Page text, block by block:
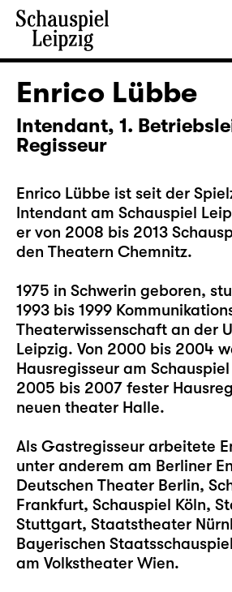
Enrico Lübbe
Intendant, 1.
Regisseur
Enrico Lübbe ist seit der
Intendant am Schauspiel
er von 2008 bis 2013
den Theatern Chemnitz.
1975 in Schwerin geboren,
1993 bis 1999
Theaterwissenschaft an der
Leipzig. Von 2000 bis 2004
Hausregisseur am
2005 bis 2007 fester
neuen theater Halle.
Als Gastregisseur arbeitete
unter anderem am Berliner
Deutschen Theater Berlin,
Frankfurt, Schauspiel Köln,
Stuttgart, Staatstheater
Bayerischen
am Volkstheater Wien.